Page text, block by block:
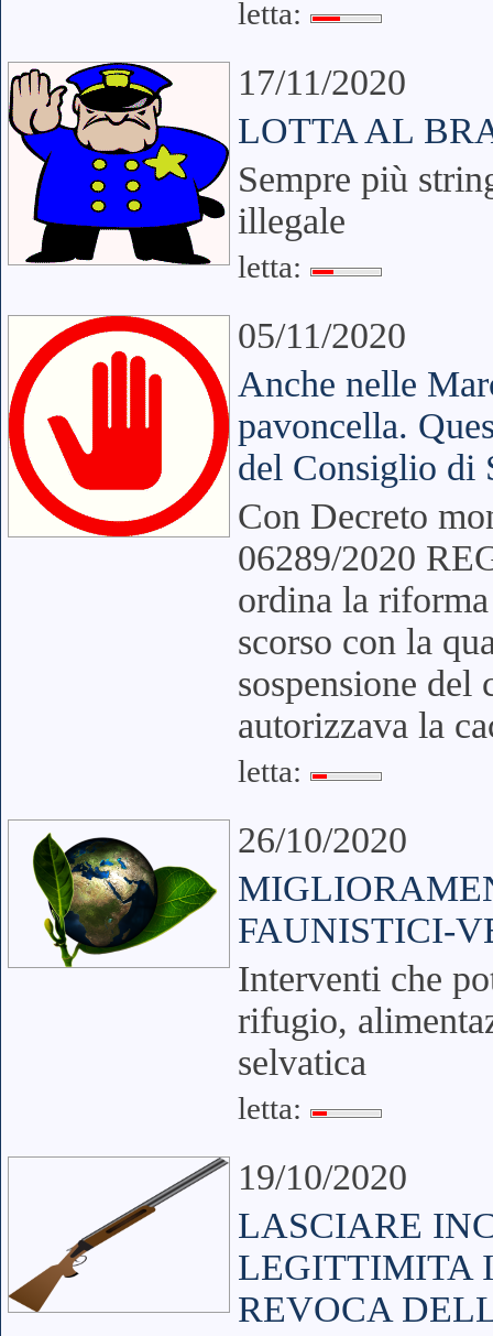
letta:
17/11/2020
LOTTA AL
Sempre più
illegale
letta:
05/11/2020
Anche nelle
pavoncella.
del Consiglio di
Con Decreto
06289/2020
ordina la
scorso con la
sospensione
autorizzava la
letta:
26/10/2020
FAUNISTICI-
Interventi che
rifugio,
selvatica
letta:
19/10/2020
LASCIARE
LEGITTIMITA
REVOCA